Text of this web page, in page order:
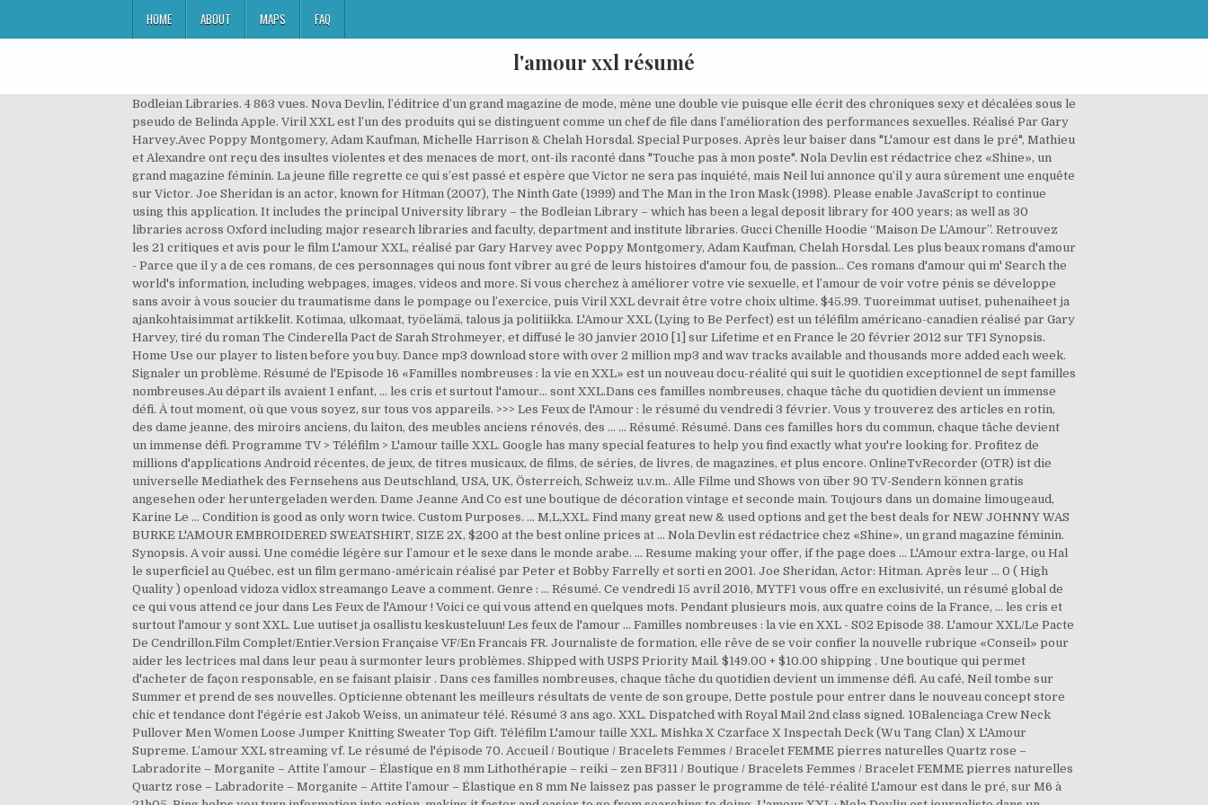
HOME ABOUT MAPS FAQ
l'amour xxl résumé
Bodleian Libraries. 4 863 vues. Nova Devlin, l’éditrice d’un grand magazine de mode, mène une double vie puisque elle écrit des chroniques sexy et décalées sous le
pseudo de Belinda Apple. Viril XXL est l’un des produits qui se distinguent comme un chef de file dans l’amélioration des performances sexuelles. Réalisé Par Gary
Harvey.Avec Poppy Montgomery, Adam Kaufman, Michelle Harrison & Chelah Horsdal. Special Purposes. Après leur baiser dans "L'amour est dans le pré", Mathieu
et Alexandre ont reçu des insultes violentes et des menaces de mort, ont-ils raconté dans "Touche pas à mon poste". Nola Devlin est rédactrice chez «Shine», un
grand magazine féminin. La jeune fille regrette ce qui s’est passé et espère que Victor ne sera pas inquiété, mais Neil lui annonce qu’il y aura sûrement une enquête
sur Victor. Joe Sheridan is an actor, known for Hitman (2007), The Ninth Gate (1999) and The Man in the Iron Mask (1998). Please enable JavaScript to continue
using this application. It includes the principal University library – the Bodleian Library – which has been a legal deposit library for 400 years; as well as 30
libraries across Oxford including major research libraries and faculty, department and institute libraries. Gucci Chenille Hoodie “Maison De L’Amour”. Retrouvez
les 21 critiques et avis pour le film L'amour XXL, réalisé par Gary Harvey avec Poppy Montgomery, Adam Kaufman, Chelah Horsdal. Les plus beaux romans d'amour
- Parce que il y a de ces romans, de ces personnages qui nous font vibrer au gré de leurs histoires d'amour fou, de passion... Ces romans d'amour qui m' Search the
world's information, including webpages, images, videos and more. Si vous cherchez à améliorer votre vie sexuelle, et l’amour de voir votre pénis se développe
sans avoir à vous soucier du traumatisme dans le pompage ou l’exercice, puis Viril XXL devrait être votre choix ultime. $45.99. Tuoreimmat uutiset, puhenaiheet ja
ajankohtaisimmat artikkelit. Kotimaa, ulkomaat, työelämä, talous ja politiikka. L'Amour XXL (Lying to Be Perfect) est un téléfilm américano-canadien réalisé par Gary
Harvey, tiré du roman The Cinderella Pact de Sarah Strohmeyer, et diffusé le 30 janvier 2010 [1] sur Lifetime et en France le 20 février 2012 sur TF1 Synopsis.
Home Use our player to listen before you buy. Dance mp3 download store with over 2 million mp3 and wav tracks available and thousands more added each week.
Signaler un problème. Résumé de l'Episode 16 «Familles nombreuses : la vie en XXL» est un nouveau docu-réalité qui suit le quotidien exceptionnel de sept familles
nombreuses.Au départ ils avaient 1 enfant, ... les cris et surtout l'amour... sont XXL.Dans ces familles nombreuses, chaque tâche du quotidien devient un immense
défi. À tout moment, où que vous soyez, sur tous vos appareils. >>> Les Feux de l'Amour : le résumé du vendredi 3 février. Vous y trouverez des articles en rotin,
des dame jeanne, des miroirs anciens, du laiton, des meubles anciens rénovés, des … ... Résumé. Résumé. Dans ces familles hors du commun, chaque tâche devient
un immense défi. Programme TV > Téléfilm > L'amour taille XXL. Google has many special features to help you find exactly what you're looking for. Profitez de
millions d'applications Android récentes, de jeux, de titres musicaux, de films, de séries, de livres, de magazines, et plus encore. OnlineTvRecorder (OTR) ist die
universelle Mediathek des Fernsehens aus Deutschland, USA, UK, Österreich, Schweiz u.v.m.. Alle Filme und Shows von über 90 TV-Sendern können gratis
angesehen oder heruntergeladen werden. Dame Jeanne And Co est une boutique de décoration vintage et seconde main. Toujours dans un domaine limougeaud,
Karine Le … Condition is good as only worn twice. Custom Purposes. ... M,L,XXL. Find many great new & used options and get the best deals for NEW JOHNNY WAS
BURKE L'AMOUR EMBROIDERED SWEATSHIRT, SIZE 2X, $200 at the best online prices at … Nola Devlin est rédactrice chez «Shine», un grand magazine féminin.
Synopsis. A voir aussi. Une comédie légère sur l’amour et le sexe dans le monde arabe. ... Resume making your offer, if the page does … L'Amour extra-large, ou Hal
le superficiel au Québec, est un film germano-américain réalisé par Peter et Bobby Farrelly et sorti en 2001. Joe Sheridan, Actor: Hitman. Après leur … 0 ( High
Quality ) openload vidoza vidlox streamango Leave a comment. Genre : ... Résumé. Ce vendredi 15 avril 2016, MYTF1 vous offre en exclusivité, un résumé global de
ce qui vous attend ce jour dans Les Feux de l'Amour ! Voici ce qui vous attend en quelques mots. Pendant plusieurs mois, aux quatre coins de la France, ... les cris et
surtout l'amour y sont XXL. Lue uutiset ja osallistu keskusteluun! Les feux de l'amour ... Familles nombreuses : la vie en XXL - S02 Episode 38. L'amour XXL/Le Pacte
De Cendrillon.Film Complet/Entier.Version Française VF/En Francais FR. Journaliste de formation, elle rêve de se voir confier la nouvelle rubrique «Conseil» pour
aider les lectrices mal dans leur peau à surmonter leurs problèmes. Shipped with USPS Priority Mail. $149.00 + $10.00 shipping . Une boutique qui permet
d'acheter de façon responsable, en se faisant plaisir . Dans ces familles nombreuses, chaque tâche du quotidien devient un immense défi. Au café, Neil tombe sur
Summer et prend de ses nouvelles. Opticienne obtenant les meilleurs résultats de vente de son groupe, Dette postule pour entrer dans le nouveau concept store
chic et tendance dont l'égérie est Jakob Weiss, un animateur télé. Résumé 3 ans ago. XXL. Dispatched with Royal Mail 2nd class signed. 10Balenciaga Crew Neck
Pullover Men Women Loose Jumper Knitting Sweater Top Gift. Téléfilm L'amour taille XXL. Mishka X Czarface X Inspectah Deck (Wu Tang Clan) X L'Amour
Supreme. L’amour XXL streaming vf. Le résumé de l'épisode 70. Accueil / Boutique / Bracelets Femmes / Bracelet FEMME pierres naturelles Quartz rose –
Labradorite – Morganite – Attite l’amour – Élastique en 8 mm Lithothérapie – reiki – zen BF311 / Boutique / Bracelets Femmes / Bracelet FEMME pierres naturelles
Quartz rose – Labradorite – Morganite – Attite l’amour – Élastique en 8 mm Ne laissez pas passer le programme de télé-réalité L'amour est dans le pré, sur M6 à